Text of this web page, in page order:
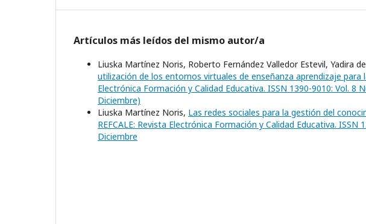
Artículos más leídos del mismo autor/a
Liuska Martínez Noris, Roberto Fernández Valledor Estevil, Yadira
utilización de los entornos virtuales de enseñanza aprendizaje
Electrónica Formación y Calidad Educativa. ISSN 1390-9010: Vol. 8
Diciembre)
Liuska Martínez Noris, Las redes sociales para la gestión del
REFCALE: Revista Electrónica Formación y Calidad Educativa. ISSN
Diciembre